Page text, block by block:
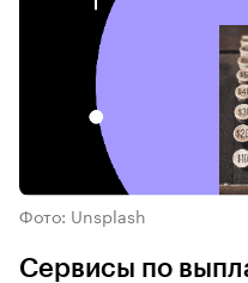
Фото: Unsplash
Сервисы по